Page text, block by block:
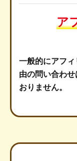
ア
一般的にアフ
由の問い合わ
おりません。